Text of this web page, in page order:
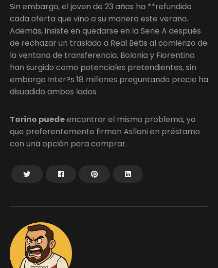
Sin embargo, el joven de 23 años ha **refundido
cada oferta que vino a su manera este verano.
Además, insiste en quedarse en la Serie A después
de rechazar un traslado a Real Betis al comienzo de
la ventana de transferencia. Bolonia y Fiorentina
han surgido como potenciales pretendientes, sin
embargo Inter?s 18 millones preguntando precio ha
disuadido ambos lados.
Torino puedeencontrar el mismo problema, ya
que preferentemente firman Asllani en préstamo
con una opción para comprar.